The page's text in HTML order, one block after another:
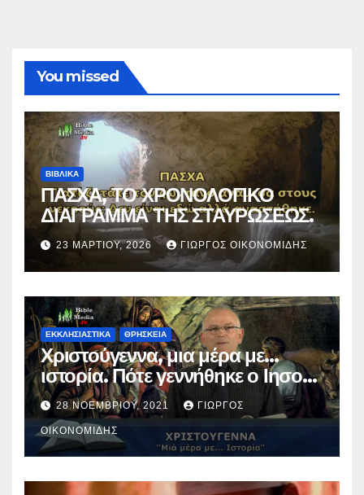
You missed
ΒΙΒΛΙΚΑ
ΠΑΣΧΑ, ΤΟ ΧΡΟΝΟΛΟΓΙΚΟ
ΔΙΑΓΡΑΜΜΑ ΤΗΣ ΣΤΑΥΡΩΣΕΩΣ.
23 ΜΑΡΤΊΟΥ, 2026 ΓΙΏΡΓΟΣ ΟΙΚΟΝΟΜΊΔΗΣ
ΕΚΚΛΗΣΙΑΣΤΙΚΑ ΘΡΗΣΚΕΙΑ
Χριστούγεννα, μια μέρα με…
ιστορία. Πότε γεννήθηκε ο Ιησούς
Χριστός; (Βίντεο).
28 ΝΟΕΜΒΡΊΟΥ, 2021 ΓΙΏΡΓΟΣ
ΟΙΚΟΝΟΜΊΔΗΣ